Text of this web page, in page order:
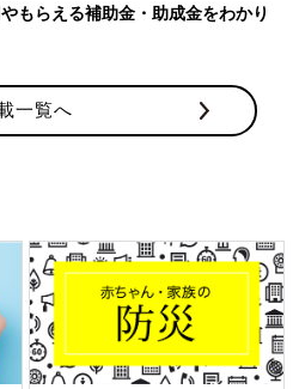
・助成金をわかり 【ワクチン接
一覧へ